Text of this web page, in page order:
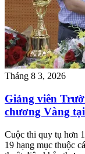
Tháng 8 3, 2026
Giảng viên
chương Vàng
Cuộc thi quy tụ hơn
19 hạng mục thuộc